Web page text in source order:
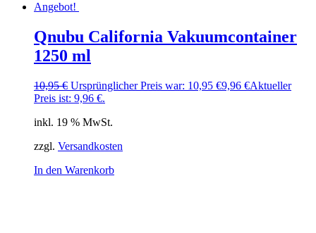
Angebot!
Qnubu California Vakuumcontainer
1250 ml
10,95€ Ursprünglicher Preis war: 10,95 €9,96 €Aktueller
Preis ist: 9,96 €.
inkl. 19 % MwSt.
zzgl. Versandkosten
In den Warenkorb